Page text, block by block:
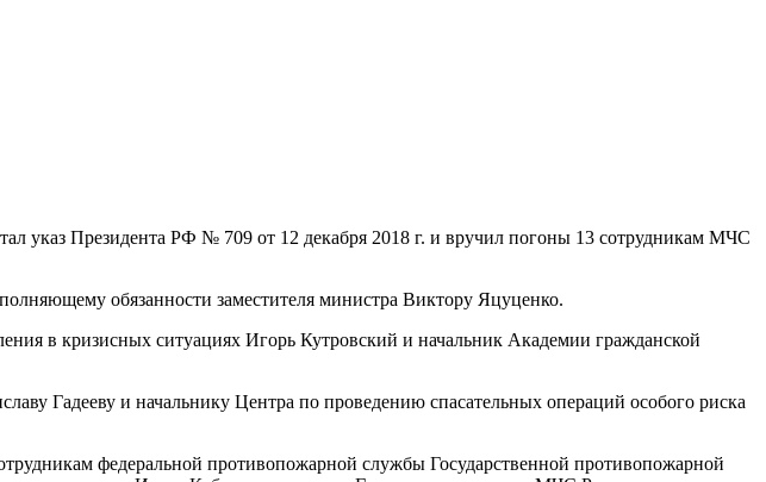
указ Президента РФ № 709 от 12 декабря 2018 г. и вручил погоны 13 сотрудникам МЧС
обязанности заместителя министра Виктору Яцуценко.
в кризисных ситуациях Игорь Кутровский и начальник Академии гражданской
Гадееву и начальнику Центра по проведению спасательных операций особого риска
федеральной противопожарной службы Государственной противопожарной